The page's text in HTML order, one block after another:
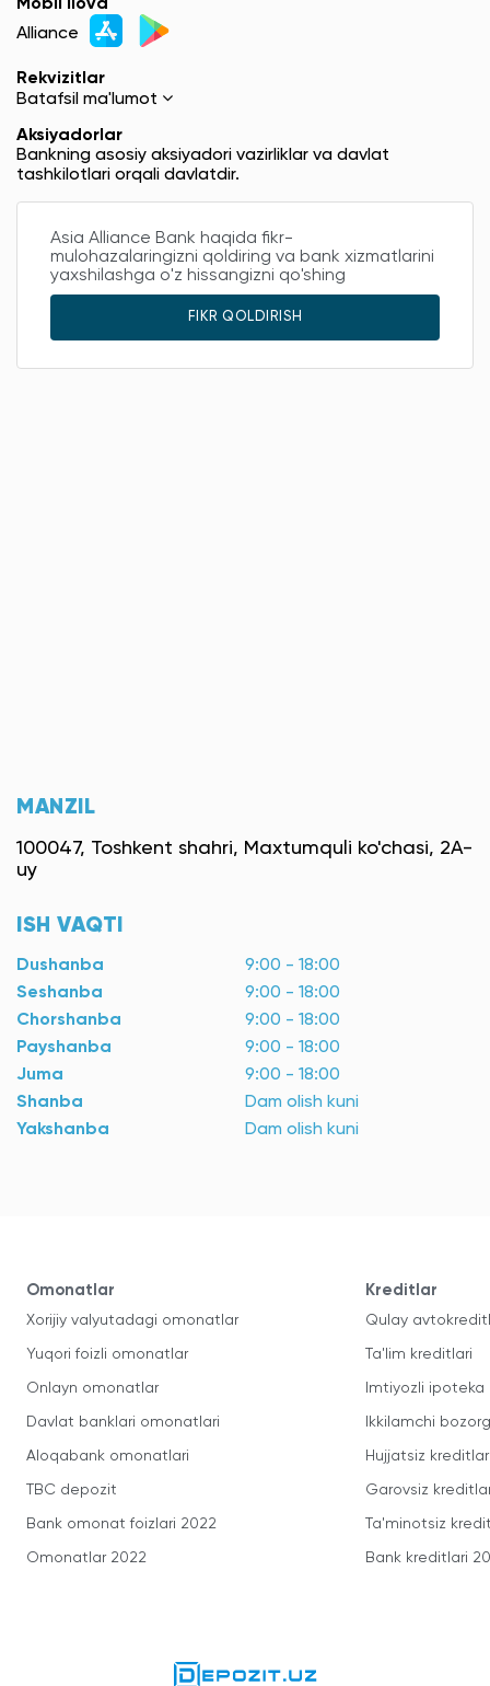
Mobil ilova
Alliance
Rekvizitlar
Batafsil ma'lumot
Aksiyadorlar
Bankning asosiy aksiyadori vazirliklar va davlat
tashkilotlari orqali davlatdir.
Asia Alliance Bank haqida fikr-
mulohazalaringizni qoldiring va bank xizmatlarini
yaxshilashga o'z hissangizni qo'shing
FIKR QOLDIRISH
MANZIL
100047, Toshkent shahri, Maxtumquli ko'chasi, 2A-
uy
ISH VAQTI
Dushanba
9:00 - 18:00
Seshanba
9:00 - 18:00
Chorshanba
9:00 - 18:00
Payshanba
9:00 - 18:00
Juma
9:00 - 18:00
Shanba
Dam olish kuni
Yakshanba
Dam olish kuni
Omonatlar
Xorijiy valyutadagi omonatlar
Yuqori foizli omonatlar
Onlayn omonatlar
Davlat banklari omonatlari
Aloqabank omonatlari
TBC depozit
Bank omonat foizlari 2022
Omonatlar 2022
Kreditlar
Qulay
Ta'lim kreditlari
Imtiyozli ipoteka
Ikkilamchi
Hujjatsiz kreditlar
Garovsiz
Ta'minotsiz
Bank kreditlari